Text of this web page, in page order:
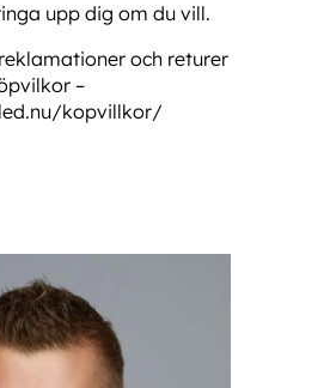
upp dig om du vill.
och returer
–
kopvillkor/